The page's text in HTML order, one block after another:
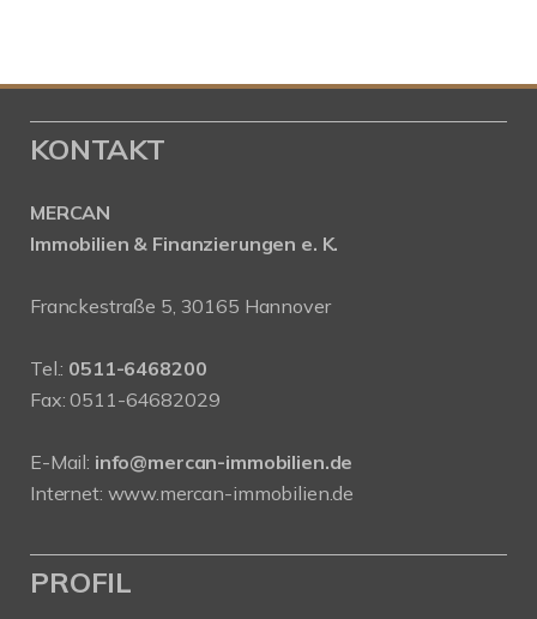
KONTAKT
MERCAN
Immobilien & Finanzierungen e. K.
Franckestraße 5, 30165 Hannover
Tel.: 0511-6468200
Fax: 0511-64682029
E-Mail: info@mercan-immobilien.de
Internet: www.mercan-immobilien.de
PROFIL